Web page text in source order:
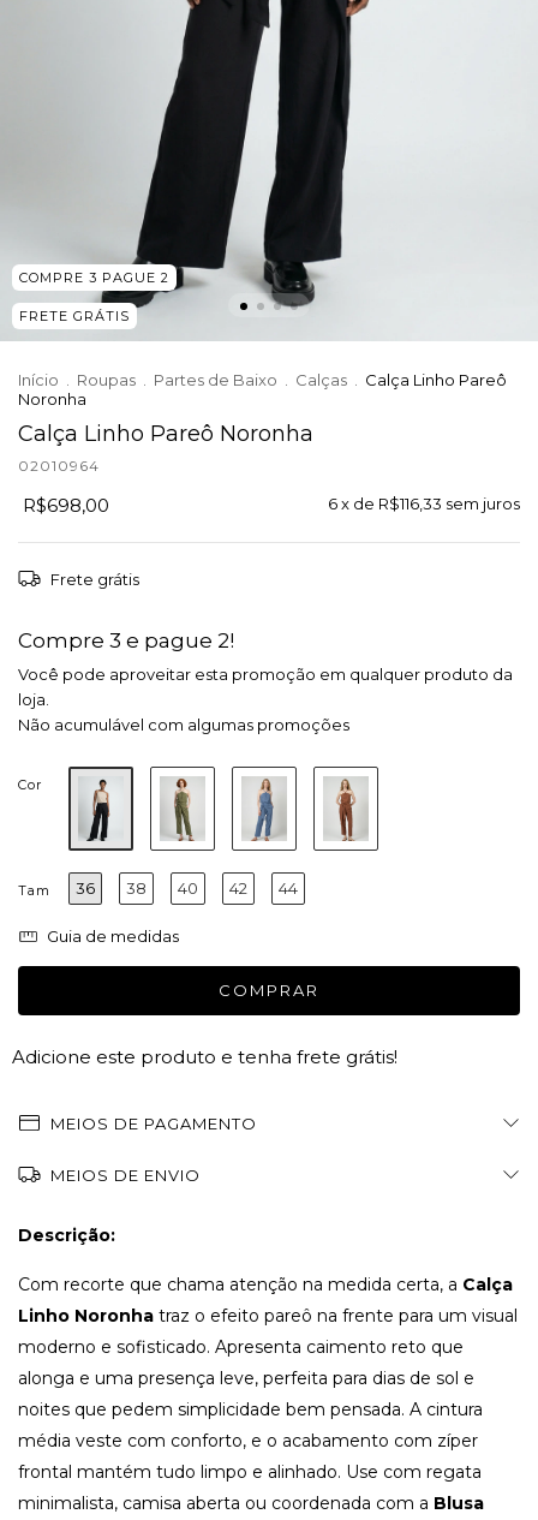
COMPRE 3 PAGUE 2
FRETE GRÁTIS
Início Roupas Partes de Baixo Calças
Calça Linho Pareô
Noronha
Calça Linho Pareô Noronha
02010964
R$698,00 6x de R$116,33 sem juros
Frete grátis
Compre 3 e pague 2!
Você pode aproveitar esta promoção em qualquer produto da
loja.
Não acumulável com algumas promoções
Cor
Tam 36 38 40 42 44
Guia de medidas
Adicione este produto e tenha frete grátis!
MEIOS DE PAGAMENTO
MEIOS DE ENVIO
Descrição:
Com recorte que chama atenção na medida certa, a Calça
Linho Noronha traz o efeito pareô na frente para um visual
moderno e sofisticado. Apresenta caimento reto que
alonga e uma presença leve, perfeita para dias de sol e
noites que pedem simplicidade bem pensada. A cintura
média veste com conforto, e o acabamento com zíper
frontal mantém tudo limpo e alinhado. Use com regata
minimalista, camisa aberta ou coordenada com a Blusa